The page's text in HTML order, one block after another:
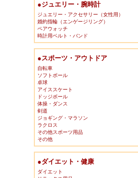
●ジュエリー・腕時計
ジュエリー・アクセサリー（女性用）
婚約指輪（エンゲージリング）
ペアウォッチ
時計用ベルト・バンド
●スポーツ・アウトドア
自転車
ソフトボール
卓球
アイススケート
ドッジボール
体操・ダンス
剣道
ジョギング・マラソン
ラクロス
その他スポーツ用品
その他
●ダイエット・健康
ダイエット